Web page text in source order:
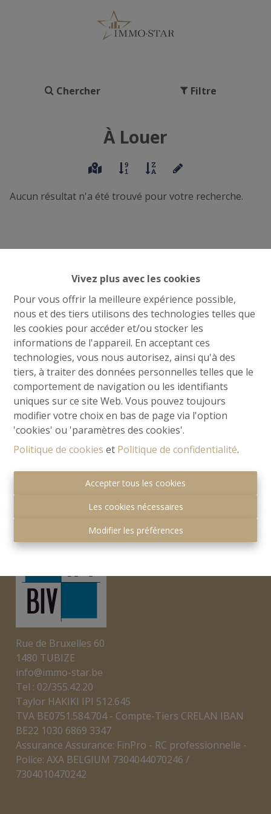
Vivez plus avec les cookies
Pour vous offrir la meilleure expérience possible,
nous et des tiers utilisons des technologies telles que
les cookies pour accéder et/ou stocker les
informations de l'appareil. En acceptant ces
technologies, vous nous autorisez, ainsi qu'à des
tiers, à traiter des données personnelles telles que le
comportement de navigation ou les identifiants
uniques sur ce site Web. Vous pouvez toujours
modifier votre choix en bas de page via l'option
'cookies' ou 'paramètres des cookies'.
Politique de cookies et Politique de confidentialité.
Accepter tous les cookies
Les cookies nécessaires
Modifier les préférences
Chercher Filtre
À Louer
Aucun résultat n'a été trouvé pour votre recherche.
Sous réserve dedevoirs de l'agent immobilier
Charte vie privée-Conditions générales
Cookies
Rue de Bruxelles 60
1480 TUBIZE
info@immo-star.be
Tel : 02/355.42.20
Taylor HAKIKI IPI 512.645
TVA BE0751.584.704 - Compte-Tiers CRELAN IBAN
BE22 1030 6869 3347
Assurance Assurance: FinPro - RC professionnelle -
Police: AXA BELGIUM 7304044070246 /
7304010470242